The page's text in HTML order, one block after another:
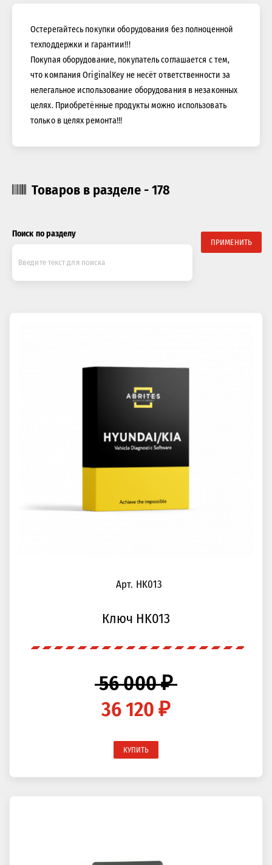
Остерегайтесь покупки оборудования без полноценной
техподдержки и гарантии!!!
Покупая оборудование, покупатель соглашается с тем,
что компания OriginalKey не несёт ответственности за
нелегальное использование оборудования в незаконных
целях. Приобретённые продукты можно использовать
только в целях ремонта!!!
Товаров в разделе - 178
Поиск по разделу
ПРИМЕНИТЬ
Арт. HK013
Ключ HK013
56 000 ₽
36 120 ₽
КУПИТЬ